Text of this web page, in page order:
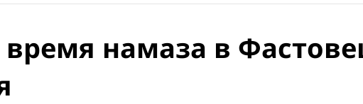
время намаза в